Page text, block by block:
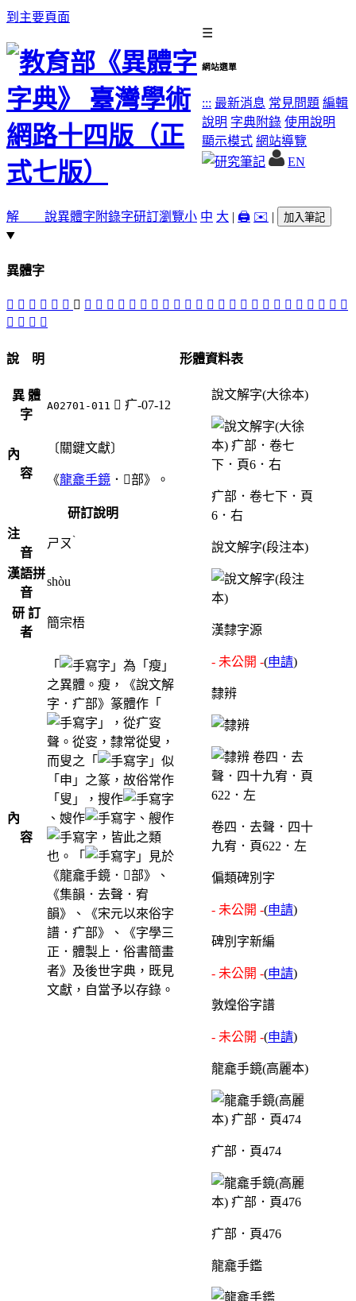
到主要頁面
☰
網站選單
::: 最新消息 常見問題 編輯
說明 字典附錄 使用說明
顯示模式 網站導覽
EN
解 說異體字 附錄字研訂瀏覽小 中 大 | 🖨️ ✉️ | 加入筆記
異體字
󳴹 󳵇 𤵨 𤶌 󳴷 𤶟 󳴶 󳴻 𤸃 󳵊 𤸂 󳵄 󳵈 󳴸 󳵀 󳵋 𤺁 󳴽 𤹶 󳵁 󳴿 󳵃 󳴾 󳴺 󳵆 󳵉 󳵌 󳴼 𤻯 󳵂 󳵅
󳵍 𤻺 膄 𦢝
說 明
異 體
字
A02701-011 󳴶 疒-07-12
內
容
〔關鍵文獻〕
《龍龕手鏡 ．部》。
研訂說明
注
音
ㄕㄡ ˋ
漢語拼
音
shòu
研 訂
者
簡宗梧
內
容
「
」為「瘦」
之異體。瘦，《說文解
字．疒部》篆體作「
」，從疒叜
聲。從叜，隸常從叟，
而叟之「
」似
「申」之篆，故俗常作
「叟」，搜作
、嫂作
、艘作
，皆此之類
也。「
」見於
《龍龕手鏡．部》、
《集韻．去聲．宥
韻》、《宋元以來俗字
譜．疒部》、《字學三
正．體製上．俗書簡畫
者》及後世字典，既見
文獻，自當予以存錄。
形體資料表
說文解字(大徐本)
疒部．卷七下．頁
6．右
說文解字(段注本)
漢隸字源
- 未公開 -(申請)
隸辨
卷四．去聲．四十
九宥．頁622．左
偏類碑別字
- 未公開 -(申請)
碑別字新編
- 未公開 -(申請)
敦煌俗字譜
- 未公開 -(申請)
龍龕手鏡(高麗本)
疒部．頁474
疒部．頁476
龍龕手鑑